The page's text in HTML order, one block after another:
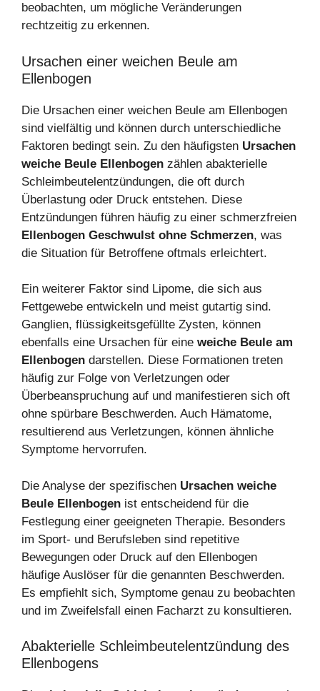
beobachten, um mögliche Veränderungen
rechtzeitig zu erkennen.
Ursachen einer weichen Beule am
Ellenbogen
Die Ursachen einer weichen Beule am Ellenbogen
sind vielfältig und können durch unterschiedliche
Faktoren bedingt sein. Zu den häufigsten Ursachen
weiche Beule Ellenbogen zählen abakterielle
Schleimbeutelentzündungen, die oft durch
Überlastung oder Druck entstehen. Diese
Entzündungen führen häufig zu einer schmerzfreien
Ellenbogen Geschwulst ohne Schmerzen, was
die Situation für Betroffene oftmals erleichtert.
Ein weiterer Faktor sind Lipome, die sich aus
Fettgewebe entwickeln und meist gutartig sind.
Ganglien, flüssigkeitsgefüllte Zysten, können
ebenfalls eine Ursachen für eine weiche Beule am
Ellenbogen darstellen. Diese Formationen treten
häufig zur Folge von Verletzungen oder
Überbeanspruchung auf und manifestieren sich oft
ohne spürbare Beschwerden. Auch Hämatome,
resultierend aus Verletzungen, können ähnliche
Symptome hervorrufen.
Die Analyse der spezifischen Ursachen weiche
Beule Ellenbogen ist entscheidend für die
Festlegung einer geeigneten Therapie. Besonders
im Sport- und Berufsleben sind repetitive
Bewegungen oder Druck auf den Ellenbogen
häufige Auslöser für die genannten Beschwerden.
Es empfiehlt sich, Symptome genau zu beobachten
und im Zweifelsfall einen Facharzt zu konsultieren.
Abakterielle Schleimbeutelentzündung des
Ellenbogens